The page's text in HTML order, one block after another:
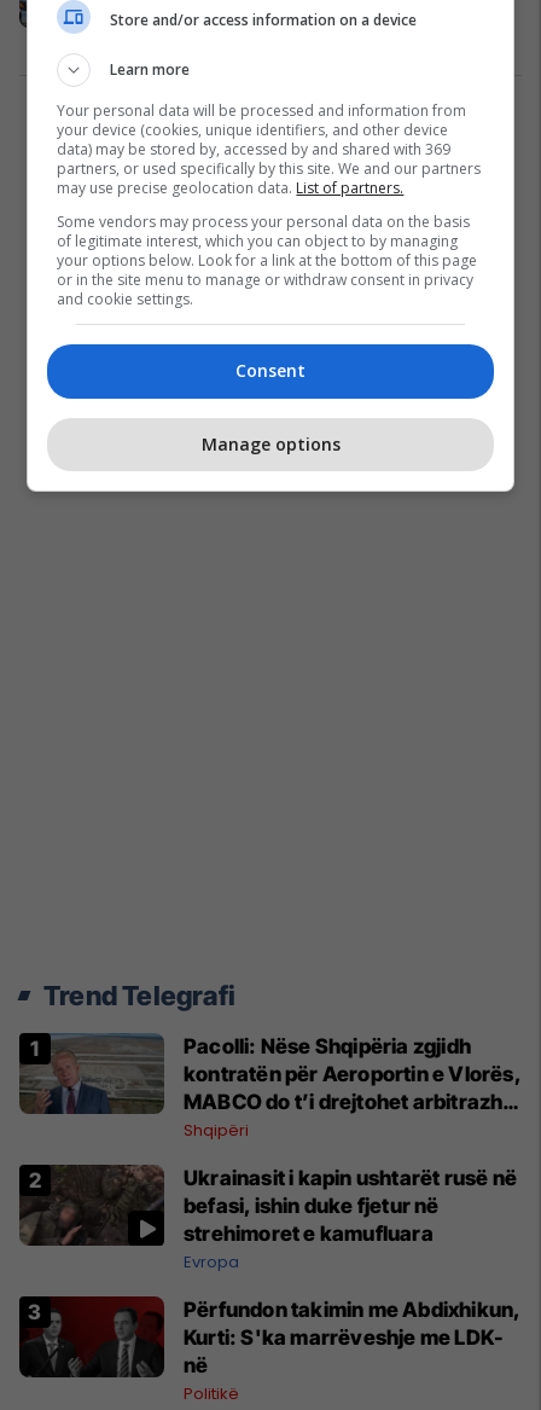
dhe kujtesën
1
Trend Telegrafi
Pacolli: Nëse Shqipëria zgjidh
kontratën për Aeroportin e Vlorës,
MABCO do t’i drejtohet arbitrazhit
ndërkombëtar
Shqipëri
Ukrainasit i kapin ushtarët rusë në
befasi, ishin duke fjetur në
strehimoret e kamufluara
Evropa
Përfundon takimin me Abdixhikun,
Kurti: S'ka marrëveshje me LDK-
në
Politikë
Store and/or access information on a device
Learn more
Your personal data will be processed and information from
your device (cookies, unique identifiers, and other device
data) may be stored by, accessed by and shared with 369
partners, or used specifically by this site. We and our partners
may use precise geolocation data. List of partners.
Some vendors may process your personal data on the basis
of legitimate interest, which you can object to by managing
your options below. Look for a link at the bottom of this page
or in the site menu to manage or withdraw consent in privacy
and cookie settings.
Consent
Manage options